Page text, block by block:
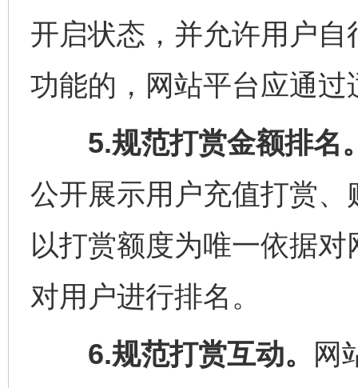
开启状态，并允许用户
功能的，网站平台应通过
5.规范打赏金额排名
公开展示用户充值打赏
以打赏额度为唯一依据
对用户进行排名。
6.规范打赏互动。
网